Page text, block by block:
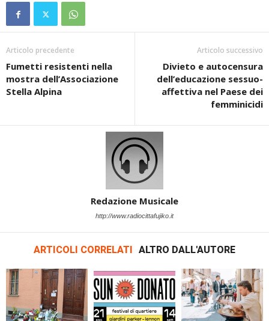
Articolo precedente
Fumetti resistenti nella
mostra dell’Associazione
Stella Alpina
Articolo successivo
Divieto e autocensura
dell’educazione sessuo-
affettiva nel Paese dei
femminicidi
Redazione Musicale
http://www.radiocittafujiko.it
ARTICOLI CORRELATI ALTRO DALL'AUTORE